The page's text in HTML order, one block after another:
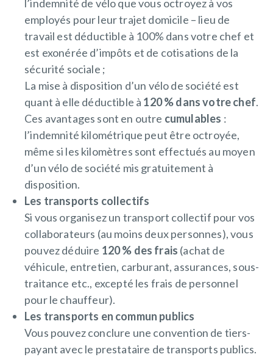
l’indemnité de vélo que vous octroyez à vos
employés pour leur trajet domicile – lieu de
travail est déductible à 100% dans votre chef et
est exonérée d’impôts et de cotisations de la
sécurité sociale ;
La mise à disposition d’un vélo de société est
quant à elle déductible à 120 % dans votre chef.
Ces avantages sont en outre cumulables :
l’indemnité kilométrique peut être octroyée,
même si les kilomètres sont effectués au moyen
d’un vélo de société mis gratuitement à
disposition.
Les transports collectifs
Si vous organisez un transport collectif pour vos
collaborateurs (au moins deux personnes), vous
pouvez déduire 120 % des frais (achat de
véhicule, entretien, carburant, assurances, sous-
traitance etc., excepté les frais de personnel
pour le chauffeur).
Les transports en commun publics
Vous pouvez conclure une convention de tiers-
payant avec le prestataire de transports publics.